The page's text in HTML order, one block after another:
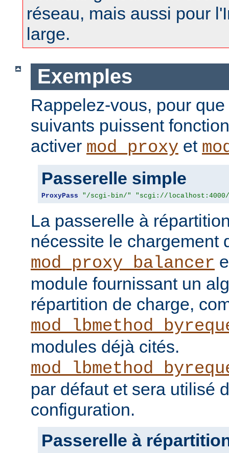
réseau, mais aussi pour
large.
Exemples
Rappelez-vous, pour
suivants puissent
activer mod_proxy et
Passerelle simple
ProxyPass "/scgi-bin/" "scgi://
La passerelle à
nécessite le chargement
mod_proxy_balancer
module fournissant un
répartition de charge,
modules déjà cités.
par défaut et sera utilisé
configuration.
Passerelle à